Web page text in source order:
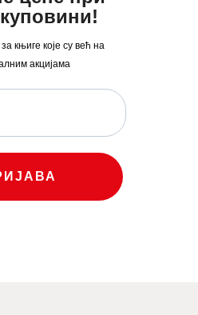
књиге које су већ на
акцијама